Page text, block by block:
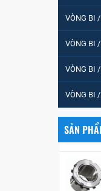
VÒNG BI
VÒNG BI
VÒNG BI
VÒNG BI
SẢN